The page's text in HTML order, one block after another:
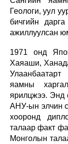
Геологи, уул
бичгийн
ажиллуулсан
1971 онд
Хаяаши,
яамны
ярилцжээ. Энд
АНУ-ын элчин
хооронд
талаар факт
Монголын